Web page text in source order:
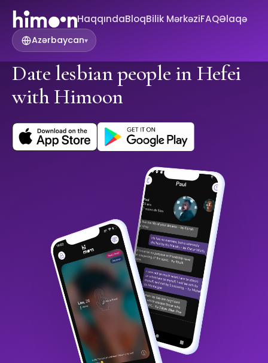
HaqqındaBloqBilik MərkəziFAQƏlaqə
Azərbaycan▾
Date lesbian people in Hefei
with Himoon